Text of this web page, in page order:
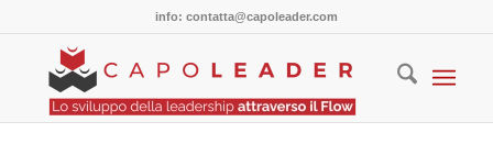
info: contatta@capoleader.com